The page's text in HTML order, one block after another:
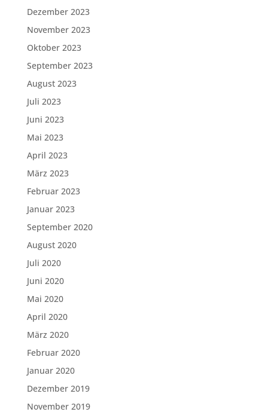
Dezember 2023
November 2023
Oktober 2023
September 2023
August 2023
Juli 2023
Juni 2023
Mai 2023
April 2023
März 2023
Februar 2023
Januar 2023
September 2020
August 2020
Juli 2020
Juni 2020
Mai 2020
April 2020
März 2020
Februar 2020
Januar 2020
Dezember 2019
November 2019